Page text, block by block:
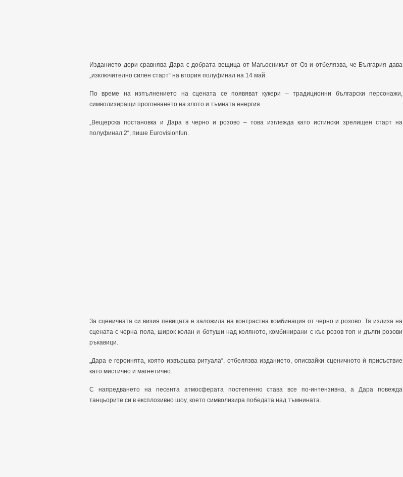
Изданието дори сравнява Дара с добрата вещица от Магьосникът от Оз и отбелязва, че България дава
„изключително силен старт“ на втория полуфинал на 14 май.
По време на изпълнението на сцената се появяват кукери – традиционни български персонажи,
символизиращи прогонването на злото и тъмната енергия.
„Вещерска постановка и Дара в черно и розово – това изглежда като истински зрелищен старт на
полуфинал 2“, пише Eurovisionfun.
За сценичната си визия певицата е заложила на контрастна комбинация от черно и розово. Тя излиза на
сцената с черна пола, широк колан и ботуши над коляното, комбинирани с къс розов топ и дълги розови
ръкавици.
„Дара е героинята, която извършва ритуала“, отбелязва изданието, описвайки сценичното ѝ присъствие
като мистично и магнетично.
С напредването на песента атмосферата постепенно става все по-интензивна, а Дара повежда
танцьорите си в експлозивно шоу, което символизира победата над тъмнината.